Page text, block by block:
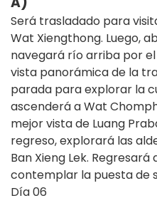
Será trasladado para
Wat Xiengthong. Luego,
navegará río arriba por
vista panorámica de la
parada para explorar la
ascenderá a Wat
mejor vista de Luang
regreso, explorará las
Ban Xieng Lek.
contemplar la puesta de
Día06